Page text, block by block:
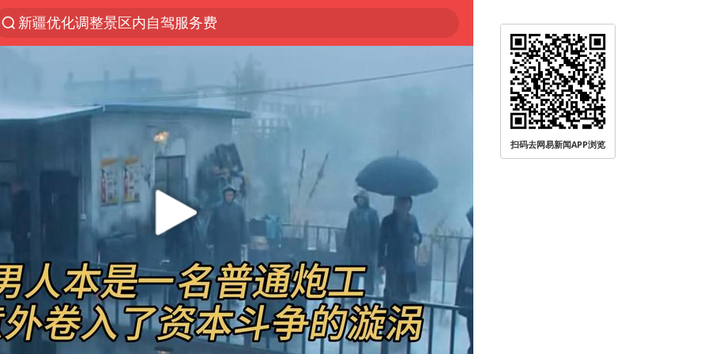
新疆优化调整景区内自驾服务费
WTT横滨冠军赛国乒女单三将晋级四强
西湖突现狂风暴雨 游客瞬间被浇透
情侣在平潭拍日出时坠崖致一死一伤
香港正式允许“拒绝抢救”
《欢迎来龙餐馆》口碑
白海豚将正面袭击贯穿浙江
郑丽文：台湾从来没有“独立”过
几元成本的AI广告导致千万市值蒸发
酒店回应车内过夜被收150元
扫码去网易新闻APP浏览